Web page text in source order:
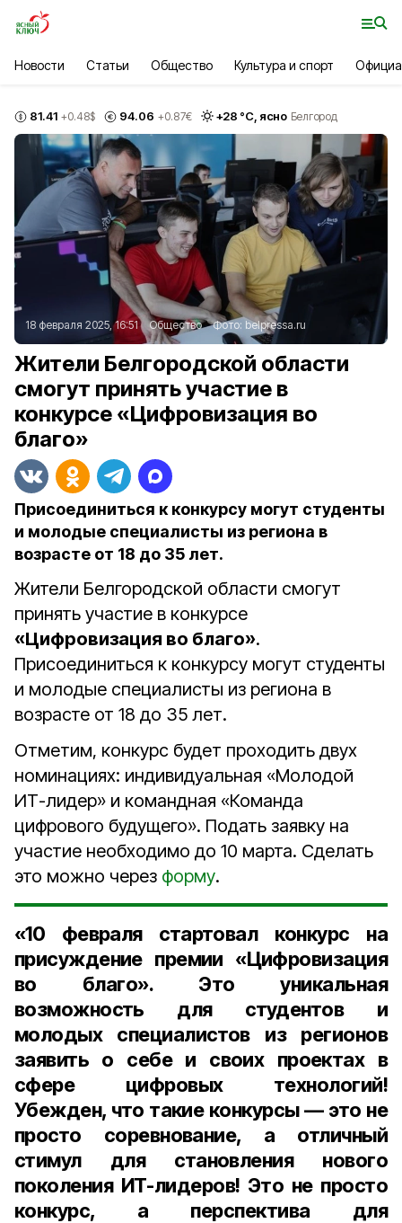
Новости Статьи Общество Культура и спорт
81.41 +0.48$ 94.06 +0.87€ +28 °С, ясно Белгород
18 февраля 2025, 16:51 Общество Фото: belpressa.ru
Жители Белгородской области
смогут принять участие в
конкурсе «Цифровизация во
благо»
Присоединиться к конкурсу могут студенты
и молодые специалисты из региона в
возрасте от 18 до 35 лет.
Жители Белгородской области смогут
принять участие в конкурсе
«Цифровизация во благо».
Присоединиться к конкурсу могут студенты
и молодые специалисты из региона в
возрасте от 18 до 35 лет.
Отметим, конкурс будет проходить двух
номинациях: индивидуальная «Молодой
ИТ-лидер» и командная «Команда
цифрового будущего». Подать заявку на
участие необходимо до 10 марта. Сделать
это можно через форму.
«10 февраля стартовал конкурс на
присуждение премии «Цифровизация
во благо». Это уникальная
возможность для студентов и
молодых специалистов из регионов
заявить о себе и своих проектах в
сфере цифровых технологий!
Убежден, что такие конкурсы — это не
просто соревнование, а отличный
стимул для становления нового
поколения ИТ-лидеров! Это не просто
конкурс, а перспектива для